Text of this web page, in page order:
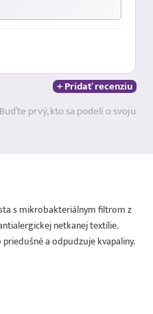
+ Pridať recenziu
prvý, kto sa podelí o svoju
s mikrobakteriálnym filtrom z
netkanej textílie.
a odpudzuje kvapaliny.